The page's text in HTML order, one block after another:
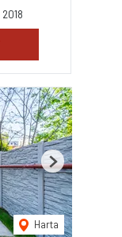
2018
Harta
Next